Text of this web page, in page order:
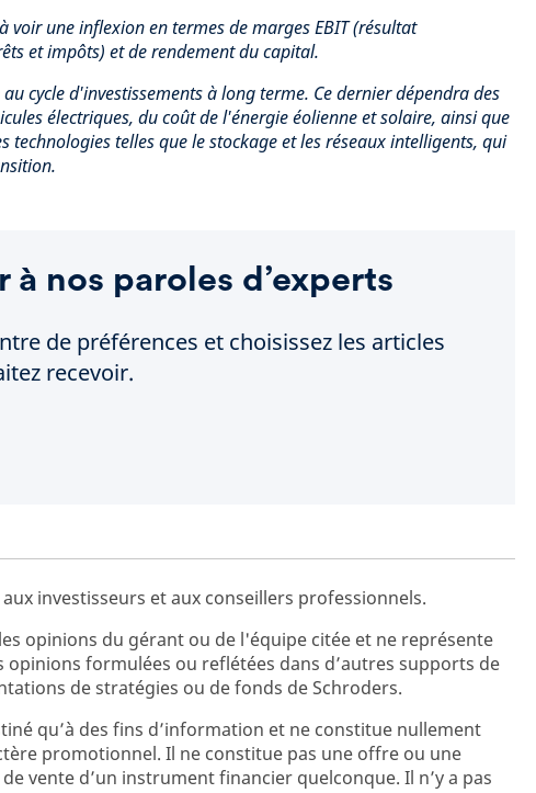
voir une inflexion en termes de marges EBIT (résultat
et impôts) et de rendement du capital.
cycle d'investissements à long terme. Ce dernier dépendra des
électriques, du coût de l'énergie éolienne et solaire, ainsi que
technologies telles que le stockage et les réseaux intelligents, qui
à nos paroles d’experts
de préférences et choisissez les articles
recevoir.
investisseurs et aux conseillers professionnels.
opinions du gérant ou de l'équipe citée et ne représente
opinions formulées ou reflétées dans d’autres supports de
de stratégies ou de fonds de Schroders.
qu’à des fins d’information et ne constitue nullement
promotionnel. Il ne constitue pas une offre ou une
vente d’un instrument financier quelconque. Il n’y a pas